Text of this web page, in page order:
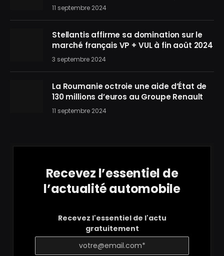
11 septembre 2024
Stellantis affirme sa domination sur le
marché français VP + VUL à fin août 2024
3 septembre 2024
La Roumanie octroie une aide d’État de
130 millions d’euros au Groupe Renault
11 septembre 2024
Recevez l’essentiel de
l’actualité automobile
Recevez l'essentiel de l'actu
gratuitement